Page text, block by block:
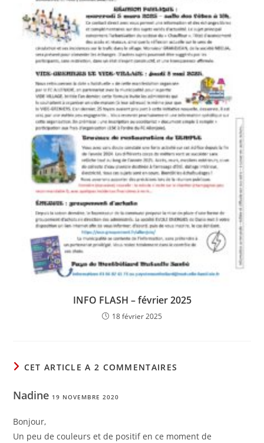
INFO FLASH – février 2025
18 février 2025
CET ARTICLE A 2 COMMENTAIRES
Nadine 19 NOVEMBRE 2020
Bonjour,
Un peu de couleurs et de positif en ce moment de